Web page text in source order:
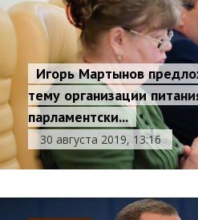
Игорь Мартынов
тему организации
парламентски...
30 августа 2019, 13:16